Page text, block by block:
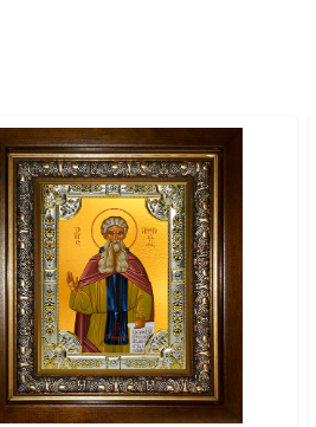
или образов покровителей семьи).